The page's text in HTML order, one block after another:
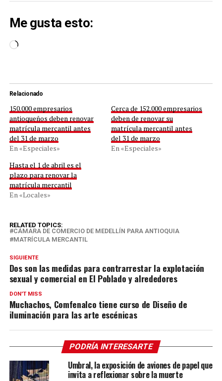
Me gusta esto:
Cargando...
Relacionado
150.000 empresarios
antioqueños deben renovar
matrícula mercantil antes
del 31 de marzo
En «Especiales»
Cerca de 152.000 empresarios
deben de renovar su
matrícula mercantil antes
del 31 de marzo
En «Especiales»
Hasta el 1 de abril es el
plazo para renovar la
matrícula mercantil
En «Locales»
RELATED TOPICS:
CÁMARA DE COMERCIO DE MEDELLÍN PARA ANTIOQUIA
MATRÍCULA MERCANTIL
SIGUIENTE
Dos son las medidas para contrarrestar la explotación
sexual y comercial en El Poblado y alrededores
DON'T MISS
Muchachos, Comfenalco tiene curso de Diseño de
iluminación para las arte escénicas
PODRÍA INTERESARTE
Umbral, la exposición de aviones de papel que
invita a reflexionar sobre la muerte